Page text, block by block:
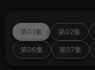
第01集 第02集
第06集 第07集